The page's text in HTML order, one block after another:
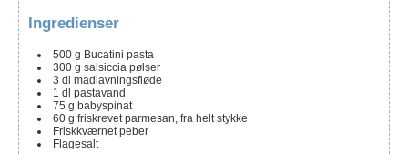
Ingredienser
500 g Bucatini pasta
300 g salsiccia pølser
3 dl madlavningsfløde
1 dl pastavand
75 g babyspinat
60 g friskrevet parmesan, fra helt stykke
Friskkværnet peber
Flagesalt